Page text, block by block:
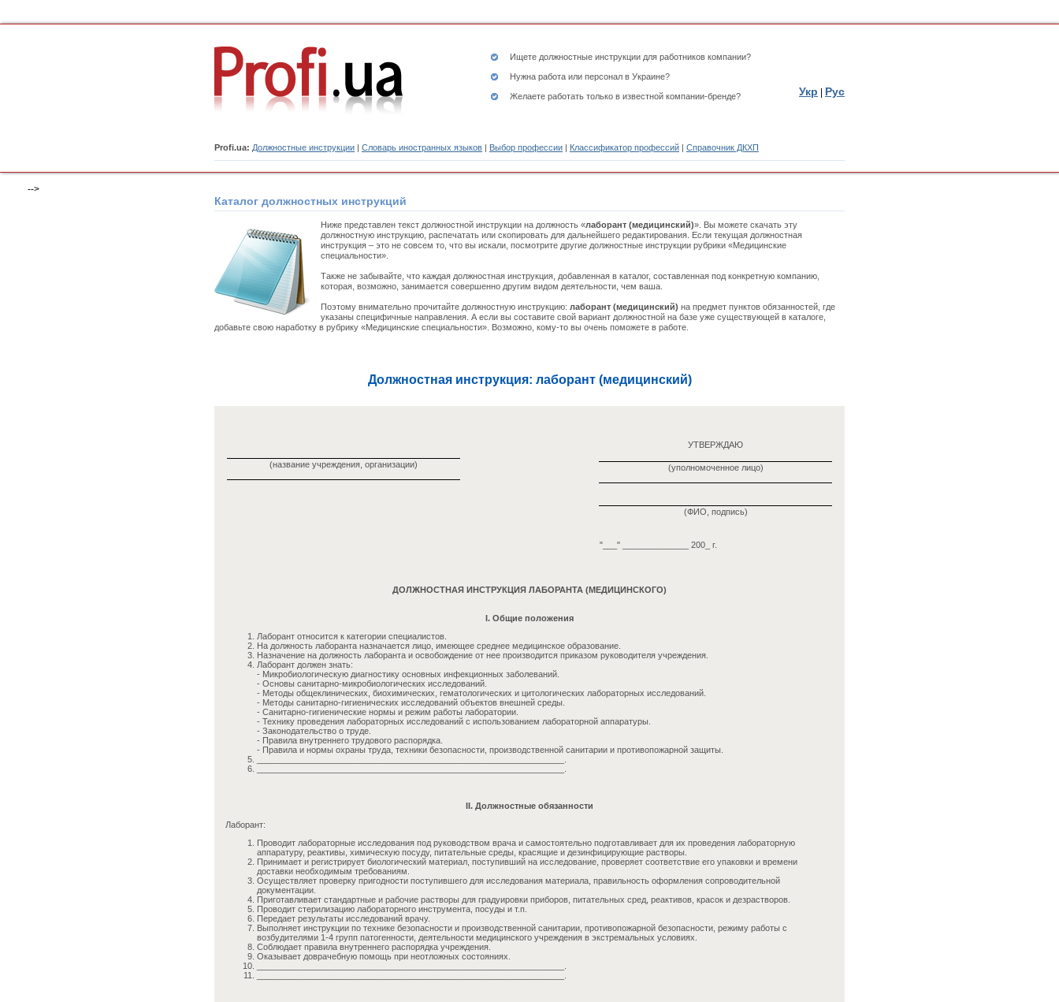
Ищете должностные инструкции для работников компании?
Нужна работа или персонал в Украине?
Желаете работать только в известной компании-бренде?
Profi.ua: Должностные инструкции | Словарь иностранных языков | Выбор профессии | Классификатор профессий | Справочник ДКХП
Укр Рус
-->
Каталог должностных инструкций
Ниже представлен текст должностной инструкции на должность «лаборант (медицинский)». Вы можете скачать эту
должностную инструкцию, распечатать или скопировать для дальнейшего редактирования. Если текущая должностная
инструкция – это не совсем то, что вы искали, посмотрите другие должностные инструкции рубрики «Медицинские
специальности».
Также не забывайте, что каждая должностная инструкция, добавленная в каталог, составленная под конкретную компанию,
которая, возможно, занимается совершенно другим видом деятельности, чем ваша.
Поэтому внимательно прочитайте должностную инструкцию: лаборант (медицинский) на предмет пунктов обязанностей, где
указаны специфичные направления. А если вы составите свой вариант должностной на базе уже существующей в каталоге,
добавьте свою наработку в рубрику «Медицинские специальности». Возможно, кому-то вы очень поможете в работе.
Должностная инструкция: лаборант (медицинский)
(название учреждения, организации)
УТВЕРЖДАЮ
(уполномоченное лицо)
(ФИО, подпись)
"___" ______________ 200_ г.
ДОЛЖНОСТНАЯ ИНСТРУКЦИЯ ЛАБОРАНТА (МЕДИЦИНСКОГО)
I. Общие положения
Лаборант относится к категории специалистов.
На должность лаборанта назначается лицо, имеющее среднее медицинское образование.
Назначение на должность лаборанта и освобождение от нее производится приказом руководителя учреждения.
Лаборант должен знать:
- Микробиологическую диагностику основных инфекционных заболеваний.
- Основы санитарно-микробиологических исследований.
- Методы общеклинических, биохимических, гематологических и цитологических лабораторных исследований.
- Методы санитарно-гигиенических исследований объектов внешней среды.
- Санитарно-гигиенические нормы и режим работы лаборатории.
- Технику проведения лабораторных исследований с использованием лабораторной аппаратуры.
- Законодательство о труде.
- Правила внутреннего трудового распорядка.
- Правила и нормы охраны труда, техники безопасности, производственной санитарии и противопожарной защиты.
II. Должностные обязанности
Лаборант:
Проводит лабораторные исследования под руководством врача и самостоятельно подготавливает для их проведения лабораторную
аппаратуру, реактивы, химическую посуду, питательные среды, красящие и дезинфицирующие растворы.
Принимает и регистрирует биологический материал, поступивший на исследование, проверяет соответствие его упаковки и времени
доставки необходимым требованиям.
Осуществляет проверку пригодности поступившего для исследования материала, правильность оформления сопроводительной
документации.
Приготавливает стандартные и рабочие растворы для градуировки приборов, питательных сред, реактивов, красок и дезрастворов.
Проводит стерилизацию лабораторного инструмента, посуды и т.п.
Передает результаты исследований врачу.
Выполняет инструкции по технике безопасности и производственной санитарии, противопожарной безопасности, режиму работы с
возбудителями 1-4 групп патогенности, деятельности медицинского учреждения в экстремальных условиях.
Соблюдает правила внутреннего распорядка учреждения.
Оказывает доврачебную помощь при неотложных состояниях.